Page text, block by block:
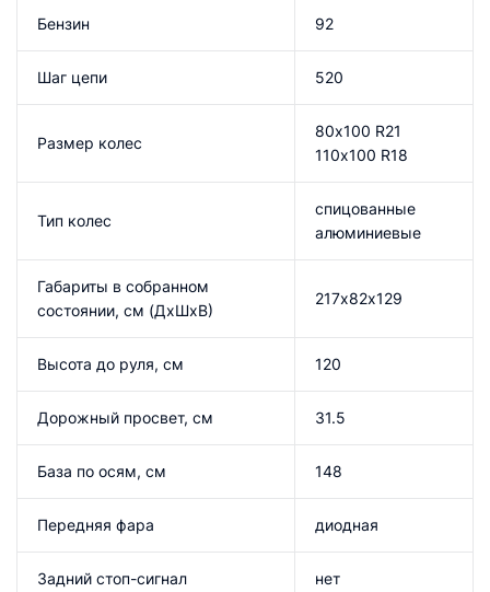
Бензин 92
Шаг цепи 520
Размер колес
80х100 R21
110х100 R18
Тип колес
спицованные
алюминиевые
Габариты в собранном
состоянии, см (ДхШхВ)
217х82х129
Высота до руля, см 120
Дорожный просвет, см 31.5
База по осям, см 148
Передняя фара диодная
Задний стоп-сигнал нет